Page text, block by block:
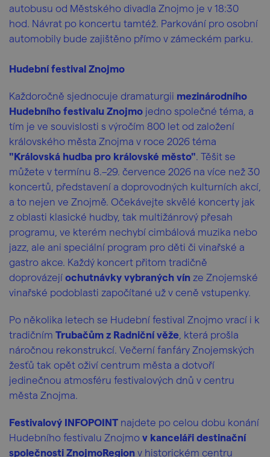
autobusu od Městského divadla Znojmo je v 18:30
hod. Návrat po koncertu tamtéž. Parkování pro osobní
automobily bude zajištěno přímo v zámeckém parku.
Hudební festival Znojmo
Každoročně sjednocuje dramaturgii mezinárodního
Hudebního festivalu Znojmo jedno společné téma, a
tím je ve souvislosti s výročím 800 let od založení
královského města Znojma v roce 2026 téma
"Královská hudba pro královské město". Těšit se
můžete v termínu 8.–29. července 2026 na více než 30
koncertů, představení a doprovodných kulturních akcí,
a to nejen ve Znojmě. Očekávejte skvělé koncerty jak
z oblasti klasické hudby, tak multižánrový přesah
programu, ve kterém nechybí cimbálová muzika nebo
jazz, ale ani speciální program pro děti či vinařské a
gastro akce. Každý koncert přitom tradičně
doprovázejí ochutnávky vybraných vín ze Znojemské
vinařské podoblasti započítané už v ceně vstupenky.
Po několika letech se Hudební festival Znojmo vrací i k
tradičním Trubačům z Radniční věže , která prošla
náročnou rekonstrukcí. Večerní fanfáry Znojemských
žesťů tak opět oživí centrum města a dotvoří
jedinečnou atmosféru festivalových dnů v centru
města Znojma.
Festivalový INFOPOINT najdete po celou dobu konání
Hudebního festivalu Znojmo v kanceláři destinační
společnosti ZnojmoRegion v historickém centru